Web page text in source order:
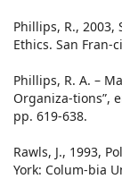
Phillips, R.,
Ethics. San Fran-
Phillips, R. A. –
Organiza-tions”,
pp. 619-638.
Rawls, J., 1993,
York: Colum-bia